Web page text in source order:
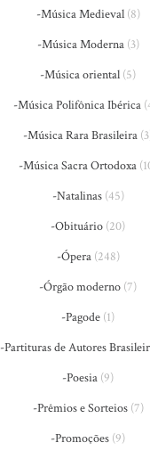
-Música Medieval(8)
-Música Moderna(3)
-Música oriental (5)
-Música Polifônica Ibérica
-Música Rara Brasileira
-Música Sacra Ortodoxa
-Natalinas(45)
-Obituário (20)
-Ópera(248)
-Órgão moderno (7)
-Pagode (1)
-Partituras de Autores
-Poesia (9)
-Prêmios e Sorteios(7)
-Promoções (9)